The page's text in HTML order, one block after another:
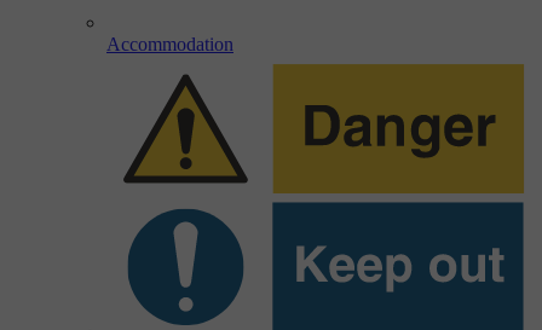
Accommodation